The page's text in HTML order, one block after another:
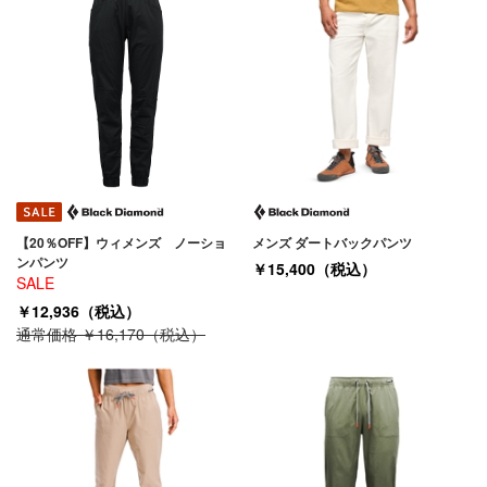
【20％OFF】ウィメンズ ノーショ
ンパンツ
SALE
￥12,936（税込）
通常価格 ￥16,170（税込）
メンズ ダートバックパンツ
￥15,400（税込）